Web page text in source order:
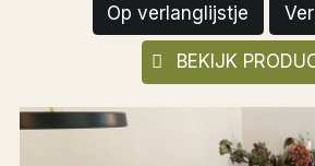
Op verlanglijstje
BEKIJK